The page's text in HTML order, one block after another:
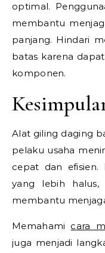
optimal.
membantu
panjang. Hindari
batas karena
komponen.
Alat giling daging
pelaku usaha
cepat dan efisien.
yang lebih halus,
membantu
Memahami cara
juga menjadi